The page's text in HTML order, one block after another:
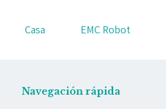
Casa EMC Robot
Navegación rápida